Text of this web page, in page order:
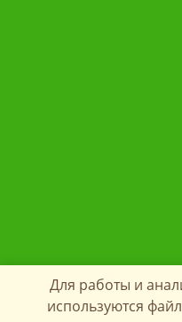
Для работы и
используются